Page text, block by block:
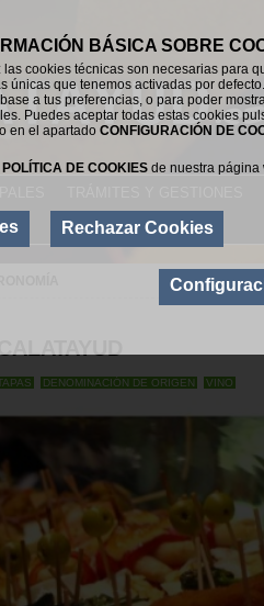
BÁSICA SOBRE
cookies técnicas son necesarias para
únicas que tenemos activadas por
a tus preferencias, o para poder
Puedes aceptar todas estas cookies
en el apartado CONFIGURACIÓN DE
POLÍTICA DE COOKIES de nuestra página
Rechazar Cookies
DENOMINACIÓN DE ORIGEN VINO